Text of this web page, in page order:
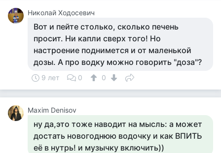
Николай Ходосевич
Вот и пейте столько, сколько печень
просит. Ни капли сверх того! Но
настроение поднимется и от маленькой
дозы. А про водку можно говорить "доза"?
9 лет 0 0
Maxim Denisov
ну да,это тоже наводит на мысль: а может
достать новогоднюю водочку и как ВПИТЬ
её в нутрь! и музычку включить))